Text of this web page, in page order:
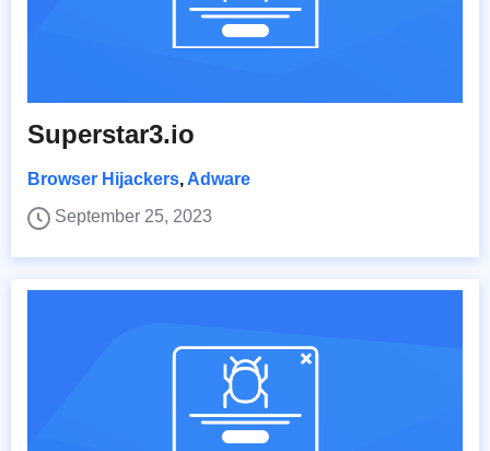
Superstar3.io
Browser Hijackers, Adware
September 25, 2023